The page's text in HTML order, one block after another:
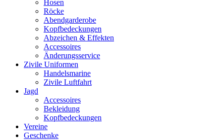
Hosen
Röcke
Abendgarderobe
Kopfbedeckungen
Abzeichen & Effekten
Accessoires
Änderungsservice
Zivile Uniformen
Handelsmarine
Zivile Luftfahrt
Jagd
Accessoires
Bekleidung
Kopfbedeckungen
Vereine
Geschenke